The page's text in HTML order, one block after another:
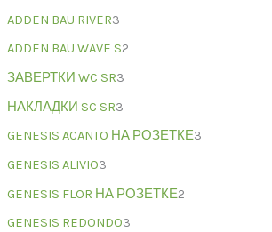
ADDEN BAU RIVER3
ADDEN BAU WAVE S2
ЗАВЕРТКИ WC SR3
НАКЛАДКИ SC SR3
GENESIS ACANTO НА РОЗЕТКЕ3
GENESIS ALIVIO3
GENESIS FLOR НА РОЗЕТКЕ2
GENESIS REDONDO3